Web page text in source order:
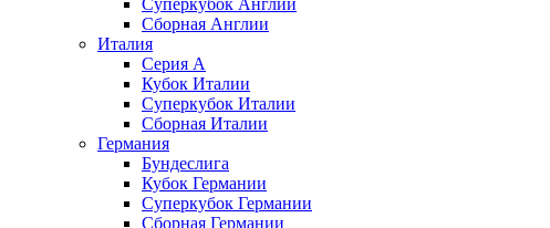
Суперкубок Англии
Сборная Англии
Италия
Серия А
Кубок Италии
Суперкубок Италии
Сборная Италии
Германия
Бундеслига
Кубок Германии
Суперкубок Германии
Сборная Германии